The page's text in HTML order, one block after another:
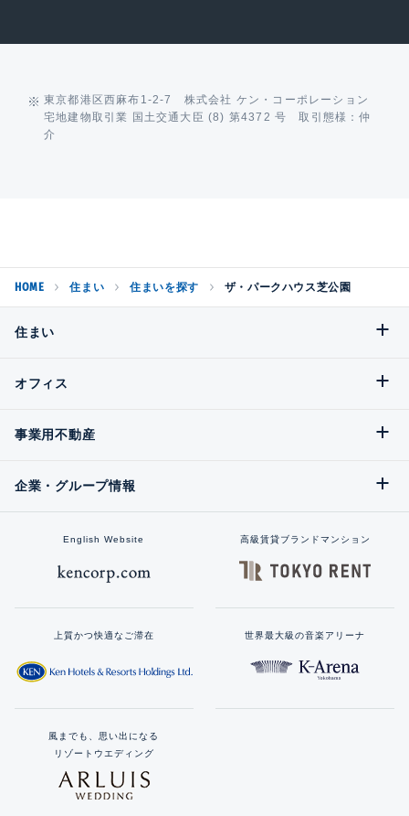
東京都港区西麻布1-2-7 株式会社 ケン・コーポレーション
宅地建物取引業 国土交通大臣 (8) 第4372 号 取引態様：仲
介
HOME 住まい 住まいを探す ザ・パークハウス芝公園
住まい
オフィス
事業用不動産
企業・グループ情報
English Website 高級賃貸ブランドマンション
上質かつ快適なご滞在 世界最大級の音楽アリーナ
風までも、思い出になる
リゾートウエディング